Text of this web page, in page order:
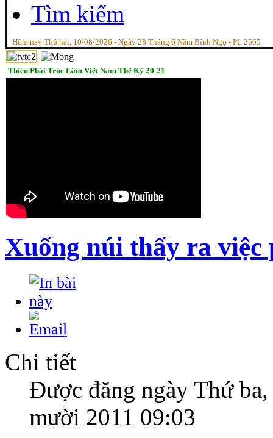
Tìm kiếm
Hôm nay Thứ hai, 10/08/2026 - Ngày 28 Tháng 6 Năm Bính Ngọ - PL 2565
Thiền Phái Trúc Lâm Việt Nam Thế Kỷ 20-21
Xuống núi thấy ra việc
Chi tiết
Được đăng ngày Thứ
mười 2011 09:03